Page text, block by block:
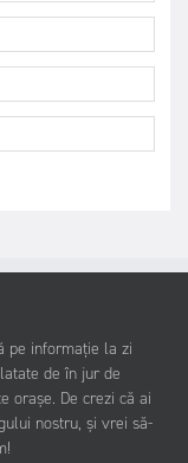
pe informație la zi
de în jur de
orașe. De crezi că ai
nostru, și vrei să-